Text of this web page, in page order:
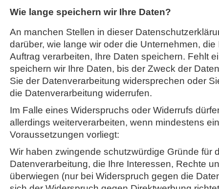
Wie lange speichern wir Ihre Daten?
An manchen Stellen in dieser
darüber, wie lange wir oder die Unternehmen,
Auftrag verarbeiten, Ihre Daten speichern. Fehlt
speichern wir Ihre Daten, bis der Zweck der
Sie der Datenverarbeitung widersprechen oder
die Datenverarbeitung widerrufen.
Im Falle eines Widerspruchs oder Widerrufs
allerdings weiterverarbeiten, wenn mindestens
Voraussetzungen vorliegt:
Wir haben zwingende schutzwürdige Gründe für
Datenverarbeitung, die Ihre Interessen, Rechte
überwiegen (nur bei Widerspruch gegen die